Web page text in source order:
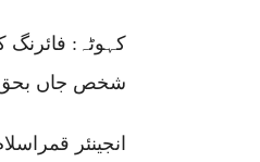
کہوٹہ: فائرنگ
شخص جاں
انجینئر